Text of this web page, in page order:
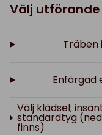
Välj utförande
Träben
Enfärgad
Välj klädsel;
standardtyg
finns)